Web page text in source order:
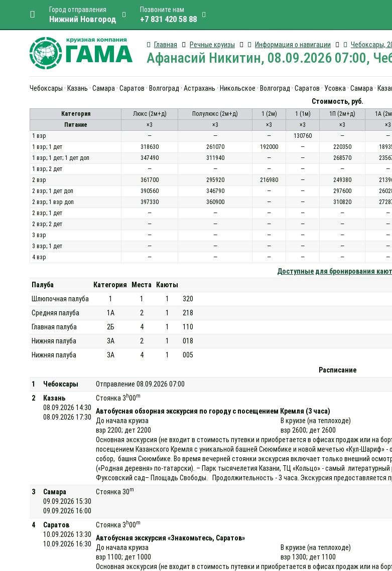
Город отправления
Нижний Новгород
Позвоните нам
+7 831 420 58 88
Главная Речные круизы Информация о навигации Чебоксары,
Афанасий Никитин, 08.09.2026 07:00,
Чебоксары · Казань · Самара · Саратов · Волгоград · Астрахань · Никольское · Волгоград · Саратов · Усовка · Самара ·
Стоимость, руб.
Категория Люкс (2м+д) Полулюкс (2м+д) 1 (2м) 1 (1м) 1П (2м+д) 1А
Питание
×3 ×3 ×3 ×3 ×3 ×3
1 взр
— — — 130760 — —
1 взр; 1 дет
318630 261070 192000 — 220350
1 взр; 1 дет; 1 дет доп
347490 311940 — — 268570
1 взр; 2 дет
— — — — — —
2 взр
361700 295920 216980 — 249380
2 взр; 1 дет доп
390560 346790 — — 297600
2 взр; 1 взр доп
397330 360900 — — 310820
2 взр; 1 дет
— — — — — —
2 взр; 2 дет
— — — — — —
3 взр
— — — — — —
3 взр; 1 дет
— — — — — —
4 взр
— — — — — —
Доступные для бронирования
Палуба
Категория Места
Каюты
Шлюпочная палуба
1 1 1
320
Средняя палуба
1А 2 1
218
Главная палуба
2Б 4 1
110
Нижняя палуба
3А 2 1
018
Нижняя палуба
3А 4 1
005
Расписание
1
Чебоксары
Отправление 08.09.2026 07:00
2
Казань
08.09.2026 14:30
08.09.2026 17:30
Стоянка 3 h00m
Автобусная обзорная экскурсия по городу с посещением Кремля (3 часа)
До начала круиза
взр 2200; дет 2200
В круизе (на теплоходе)
взр 2600; дет 2600
Основная экскурсия (не входит в стоимость путевки и приобретается в офисах продаж или на
посещением Казанского Кремля с уникальной башней Сююмбике и новой мечетью «Кул-Шариф»
собор, башня Сююмбике. Во время вечерней стоянки экскурсия включает только внешний
(«Родная деревня» по-татарски). – Парк тысячелетия Казани, ТЦ «Кольцо» - самый
Фуксовский сад– Площадь Свободы. Продолжительность - 3 часа. Экскурсия предоставляется
3
Самара
09.09.2026 15:30
09.09.2026 16:00
Стоянка 30m
4
Саратов
10.09.2026 13:30
10.09.2026 16:30
Стоянка 3 h00m
Автобусная экскурсия «Знакомьтесь, Саратов»
До начала круиза
взр 1100; дет 1000
В круизе (на теплоходе)
взр 1300; дет 1100
Основная экскурсия (не входит в стоимость путевки и приобретается в офисах продаж или на